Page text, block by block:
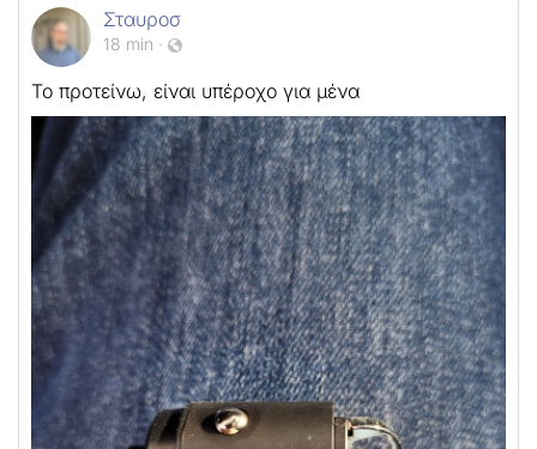
Σταυροσ
18 min ·
Το προτείνω, είναι υπέροχο για μένα